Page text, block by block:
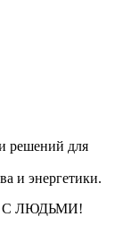
решений для
и энергетики.
С ЛЮДЬМИ!